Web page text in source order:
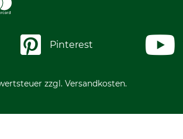
Pinterest
zzgl. Versandkosten.